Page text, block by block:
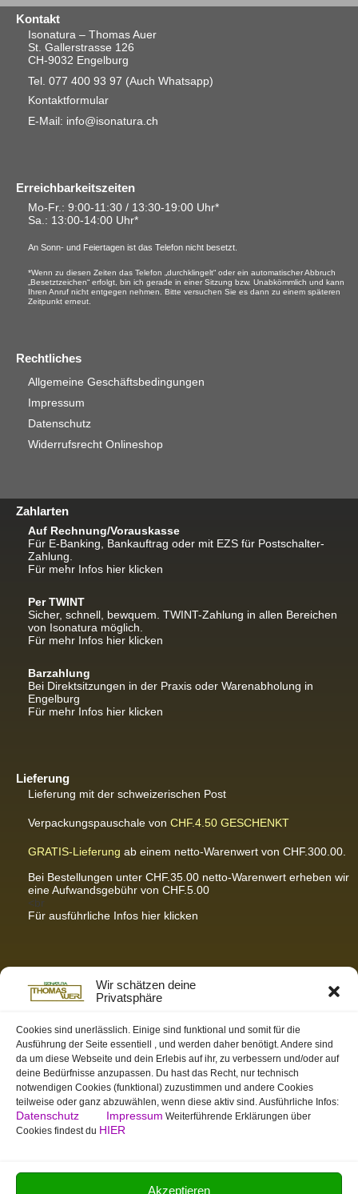
Wir schätzen deine
Privatsphäre
Cookies sind unerlässlich. Einige sind funktional und somit für die
Ausführung der Seite essentiell , und werden daher benötigt. Andere sind
da um diese Webseite und dein Erlebis auf ihr, zu verbessern und/oder auf
deine Bedürfnisse anzupassen. Du hast das Recht, nur technisch
notwendigen Cookies (funktional) zuzustimmen und andere Cookies
teilweise oder ganz abzuwählen, wenn diese aktiv sind. Ausführliche Infos:
Datenschutz Impressum Weiterführende Erklärungen über
Cookies findest du HIER
Akzeptieren
Kontakt
Isonatura – Thomas Auer
St. Gallerstrasse 126
CH-9032 Engelburg
Tel. 077 400 93 97 (Auch Whatsapp)
Kontaktformular
E-Mail: info@isonatura.ch
Erreichbarkeitszeiten
Mo-Fr.: 9:00-11:30 / 13:30-19:00 Uhr*
Sa.: 13:00-14:00 Uhr*
An Sonn- und Feiertagen ist das Telefon nicht besetzt.
*Wenn zu diesen Zeiten das Telefon „durchklingelt“ oder ein automatischer Abbruch
„Besetztzeichen“ erfolgt, bin ich gerade in einer Sitzung bzw. Unabkömmlich und kann
Ihren Anruf nicht entgegen nehmen. Bitte versuchen Sie es dann zu einem späteren
Zeitpunkt erneut.
Rechtliches
Allgemeine Geschäftsbedingungen
Impressum
Datenschutz
Widerrufsrecht Onlineshop
Zahlarten
Auf Rechnung/Vorauskasse
Für E-Banking, Bankauftrag oder mit EZS für Postschalter-
Zahlung.
Für mehr Infos hier klicken
Per TWINT
Sicher, schnell, bewquem. TWINT-Zahlung in allen Bereichen
von Isonatura möglich.
Für mehr Infos hier klicken
Barzahlung
Bei Direktsitzungen in der Praxis oder Warenabholung in
Engelburg
Für mehr Infos hier klicken
Lieferung
Lieferung mit der schweizerischen Post
Verpackungspauschale von CHF.4.50 GESCHENKT
GRATIS-Lieferung ab einem netto-Warenwert von CHF.300.00.
Bei Bestellungen unter CHF.35.00 netto-Warenwert erheben wir
eine Aufwandsgebühr von CHF.5.00
<br
Für ausführliche Infos hier klicken
Partnerseiten / Empfehlungen
K-Wellness – Karin Meier
S&S Informatik GmbH
Ihr Partner für zukunftsorientierte Informatik
Swiss-skymodel
opens your eyes
St. Gallen Info
tmas.ch
Team Mystic – Moderner Bogensportverein